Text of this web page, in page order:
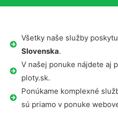
Všetky naše služby
Slovenska.
V našej ponuke nájdete aj
ploty.sk.
Ponúkame komplexné
sú priamo v ponuke